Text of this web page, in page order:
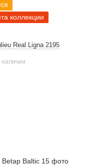
коллекции
Real Ligna 2195
наличии